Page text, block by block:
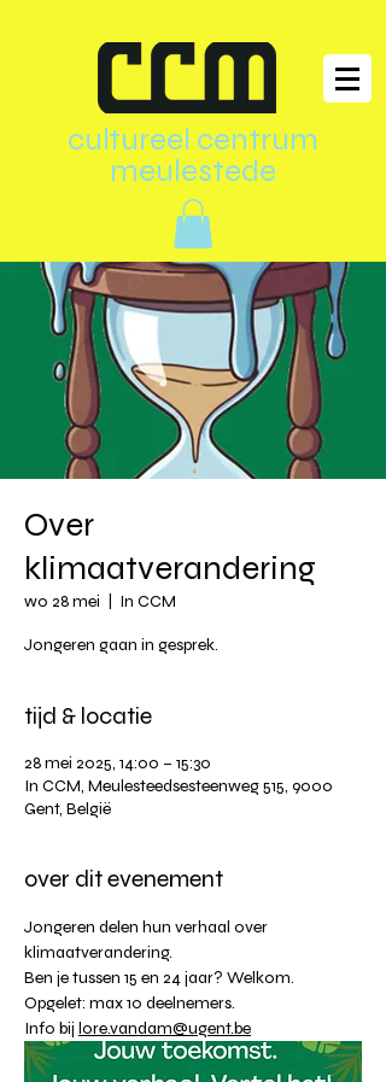
cultureel centrum
meulestede
Over
klimaatverandering
wo 28 mei In CCM
Jongeren gaan in gesprek.
tijd & locatie
28 mei 2025, 14:00 – 15:30
In CCM, Meulesteedsesteenweg 515, 9000
Gent, België
over dit evenement
Jongeren delen hun verhaal over
klimaatverandering.
Ben je tussen 15 en 24 jaar? Welkom.
Opgelet: max 10 deelnemers.
Info bij lore.vandam@ugent.be